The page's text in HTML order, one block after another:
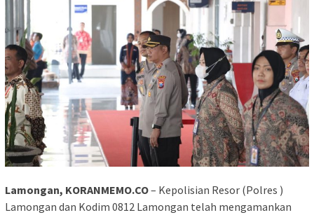
Lamongan, KORANMEMO.CO– Kepolisian Resor (Polres )
Lamongan dan Kodim 0812 Lamongan telah mengamankan